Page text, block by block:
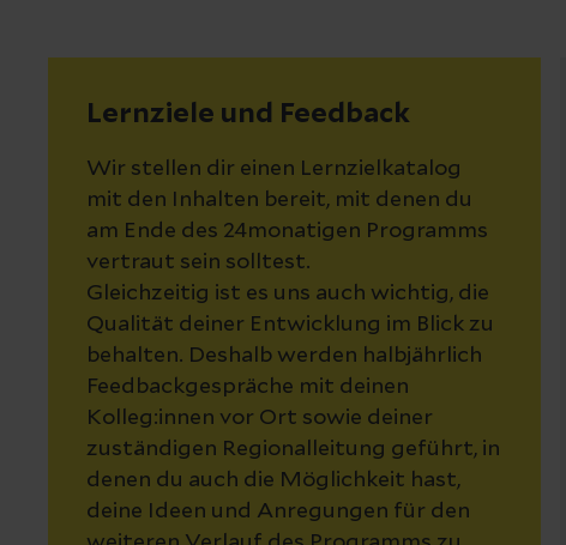
Lernziele und Feedback
Wir stellen dir einen Lernzielkatalog
mit den Inhalten bereit, mit denen du
am Ende des 24monatigen Programms
vertraut sein solltest.
Gleichzeitig ist es uns auch wichtig, die
Qualität deiner Entwicklung im Blick zu
behalten. Deshalb werden halbjährlich
Feedbackgespräche mit deinen
Kolleg:innen vor Ort sowie deiner
zuständigen Regionalleitung geführt, in
denen du auch die Möglichkeit hast,
deine Ideen und Anregungen für den